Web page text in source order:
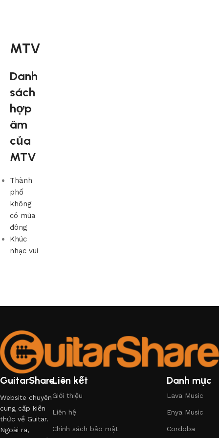
MTV
Danh
sách
hợp
âm
của
MTV
Thành
phố
không
có mùa
đông
Khúc
nhạc vui
GuitarShare
Website chuyên
cung cấp kiến
thức về Guitar.
Ngoài ra,
Liên kết
Giới thiệu
Liên hệ
Chính sách bảo mật
Danh mục
Lava Music
Enya Music
Cordoba